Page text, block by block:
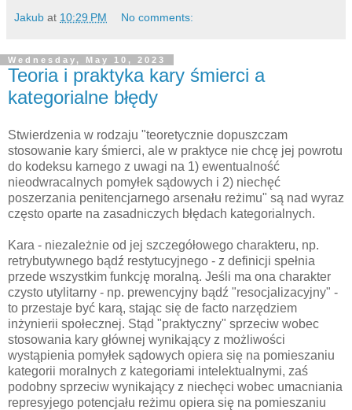
Jakub at 10:29 PM No comments:
Wednesday, May 10, 2023
Teoria i praktyka kary śmierci a
kategorialne błędy
Stwierdzenia w rodzaju "teoretycznie dopuszczam
stosowanie kary śmierci, ale w praktyce nie chcę jej powrotu
do kodeksu karnego z uwagi na 1) ewentualność
nieodwracalnych pomyłek sądowych i 2) niechęć
poszerzania penitencjarnego arsenału reżimu" są nad wyraz
często oparte na zasadniczych błędach kategorialnych.
Kara - niezależnie od jej szczegółowego charakteru, np.
retrybutywnego bądź restytucyjnego - z definicji spełnia
przede wszystkim funkcję moralną. Jeśli ma ona charakter
czysto utylitarny - np. prewencyjny bądź "resocjalizacyjny" -
to przestaje być karą, stając się de facto narzędziem
inżynierii społecznej. Stąd "praktyczny" sprzeciw wobec
stosowania kary głównej wynikający z możliwości
wystąpienia pomyłek sądowych opiera się na pomieszaniu
kategorii moralnych z kategoriami intelektualnymi, zaś
podobny sprzeciw wynikający z niechęci wobec umacniania
represyjego potencjału reżimu opiera się na pomieszaniu